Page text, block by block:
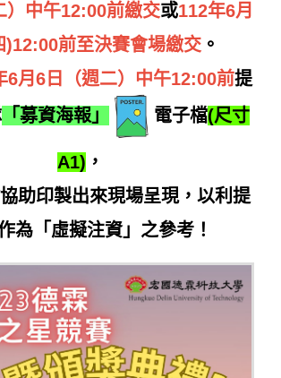
）中午12:00前繳交或112年6月
)12:00前至決賽會場繳交 。
6月6日（週二）中午12:00前提
「募資海報」 電子檔(尺寸
A1) ，
助印製出來現場呈現，以利提
為「虛擬注資」之參考！